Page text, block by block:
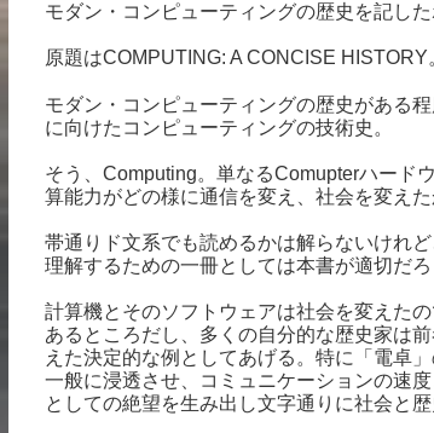
モダン・コンピューティングの歴史を記し
原題はCOMPUTING: A CONCISE HISTORY
モダン・コンピューティングの歴史がある
に向けたコンピューティングの技術史。
そう、Computing。単なるComupterハード
算能力がどの様に通信を変え、社会を変えた
帯通りド文系でも読めるかは解らないけれ
理解するための一冊としては本書が適切だろ
計算機とそのソフトウェアは社会を変えた
あるところだし、多くの自分的な歴史家は
えた決定的な例としてあげる。特に「電卓
一般に浸透させ、コミュニケーションの速
としての絶望を生み出し文字通りに社会と